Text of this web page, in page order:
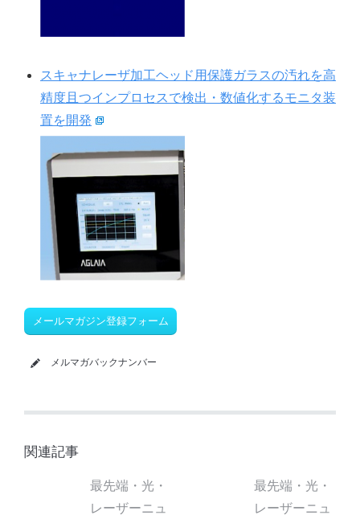
スキャナレーザ加工ヘッド用保護ガラスの汚れを高
精度且つインプロセスで検出・数値化するモニタ装
置を開発
メールマガジン登録フォーム
メルマガバックナンバー
関連記事
最先端・光・
レーザーニュ
最先端・光・
レーザーニュ